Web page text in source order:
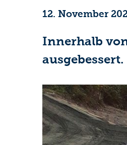
12. November
Innerhalb
ausgebessert.